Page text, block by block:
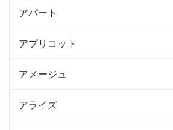
アパート
アプリコット
アメージュ
アライズ